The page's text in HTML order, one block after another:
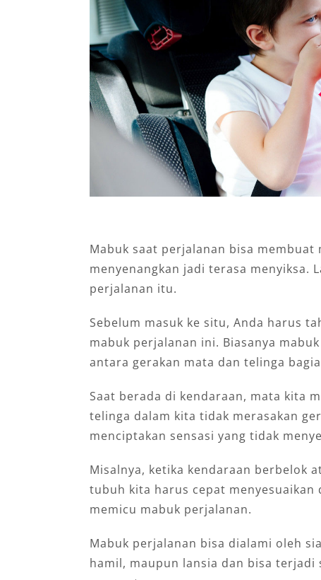
Mabuk saat perjalanan bisa
menyenangkan jadi terasa menyiksa.
perjalanan itu.
Sebelum masuk ke situ, Anda harus
mabuk perjalanan ini. Biasanya
antara gerakan mata dan telinga
Saat berada di kendaraan, mata kita
telinga dalam kita tidak merasakan
menciptakan sensasi yang tidak
Misalnya, ketika kendaraan berbelok
tubuh kita harus cepat menyesuaikan
memicu mabuk perjalanan.
Mabuk perjalanan bisa dialami oleh
hamil, maupun lansia dan bisa